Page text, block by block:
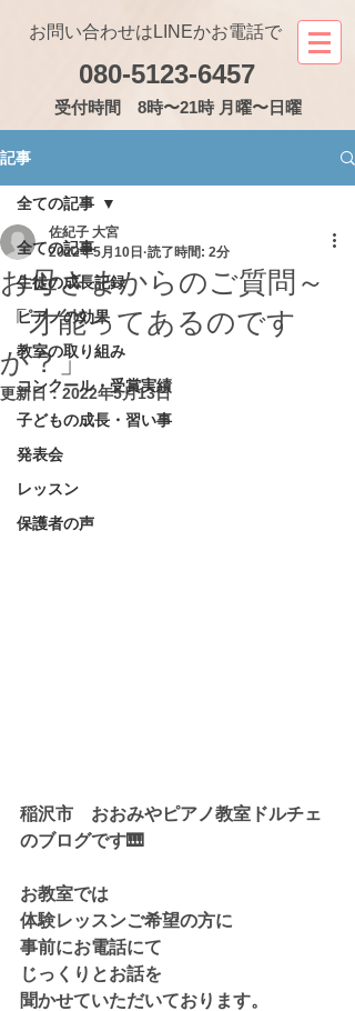
080-5123-6457
お問い合わせはLINEかお電話で
受付時間 8時〜21時 月曜〜日曜
記事
全ての記事
生徒の成長記録
ピアノの効果
教室の取り組み
コンクール・受賞実績
子どもの成長・習い事
発表会
レッスン
保護者の声
全ての記事
お母さまからのご質問～
「才能ってあるのです
か？」
佐紀子 大宮
2022年5月10日 読了時間: 2分
更新日：2022年5月13日
稲沢市　おおみやピアノ教室ドルチェ
のブログです🎹
お教室では
体験レッスンご希望の方に
事前にお電話にて
じっくりとお話を
聞かせていただいております。